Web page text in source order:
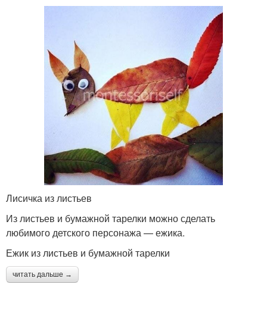
Лисичка из листьев
Из листьев и бумажной тарелки можно сделать
любимого детского персонажа — ежика.
Ежик из листьев и бумажной тарелки
читать дальше →